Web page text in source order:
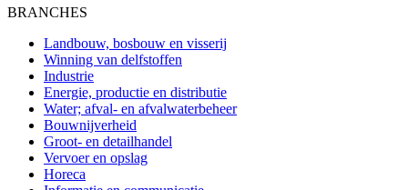
BRANCHES
Landbouw, bosbouw en visserij
Winning van delfstoffen
Industrie
Energie, productie en distributie
Water; afval- en afvalwaterbeheer
Bouwnijverheid
Groot- en detailhandel
Vervoer en opslag
Horeca